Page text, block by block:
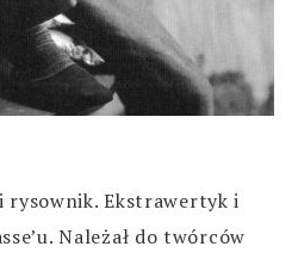
rysownik. Ekstrawertyk i
Należał do twórców